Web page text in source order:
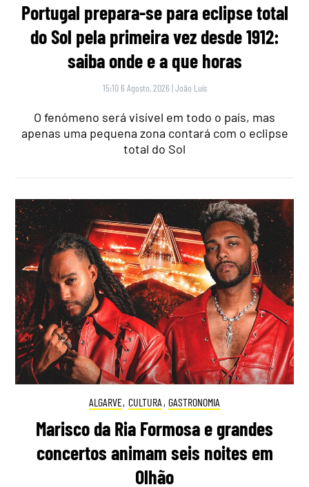
Portugal prepara-se para eclipse total
do Sol pela primeira vez desde 1912:
saiba onde e a que horas
15:10 6 Agosto, 2026 |João Luís
O fenómeno será visível em todo o país, mas
apenas uma pequena zona contará com o eclipse
total do Sol
ALGARVE, CULTURA , GASTRONOMIA
Marisco da Ria Formosa e grandes
concertos animam seis noites em
Olhão